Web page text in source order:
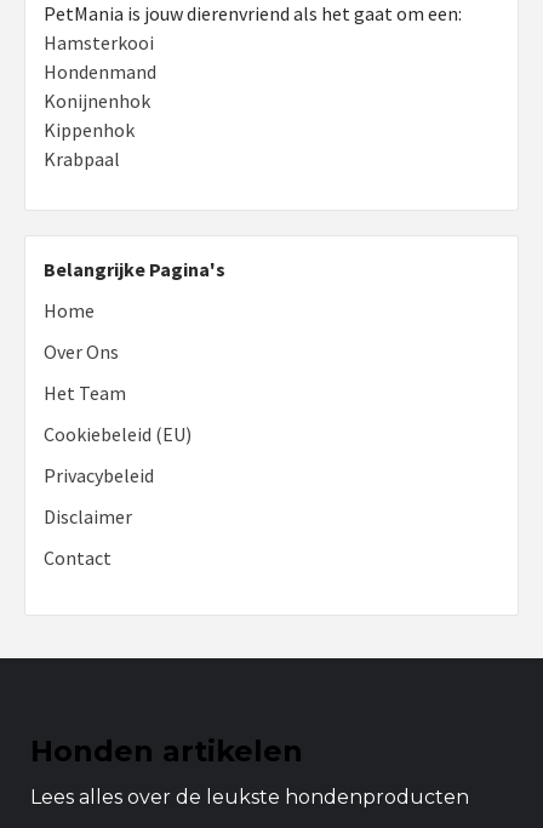
PetMania is jouw dierenvriend als het gaat om een:
Hamsterkooi
Hondenmand
Konijnenhok
Kippenhok
Krabpaal
Belangrijke Pagina's
Home
Over Ons
Het Team
Cookiebeleid (EU)
Privacybeleid
Disclaimer
Contact
Honden artikelen
Lees alles over de leukste hondenproducten